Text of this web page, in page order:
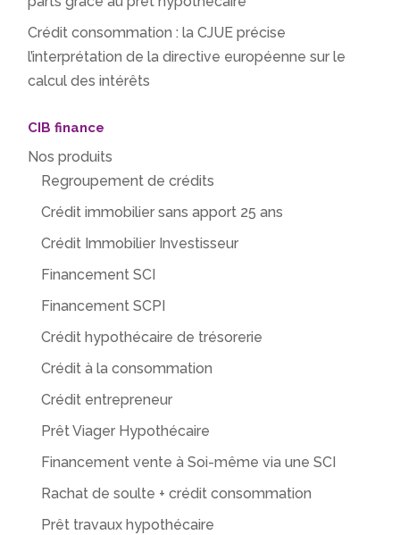
Crédit consommation : la CJUE précise
l’interprétation de la directive européenne sur le
calcul des intérêts
CIB finance
Nos produits
Regroupement de crédits
Crédit immobilier sans apport 25 ans
Crédit Immobilier Investisseur
Financement SCI
Financement SCPI
Crédit hypothécaire de trésorerie
Crédit à la consommation
Crédit entrepreneur
Prêt Viager Hypothécaire
Financement vente à Soi-même via une SCI
Rachat de soulte + crédit consommation
Prêt travaux hypothécaire